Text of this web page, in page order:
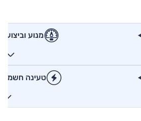
מנוע וביצועים
טעינה חשמלית